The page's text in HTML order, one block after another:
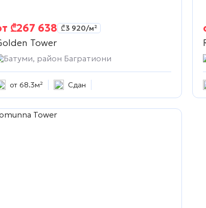
₾267 638 ₾3 920/м²
Tower
Батуми, район Багратиони
от 68.3м² Сдан